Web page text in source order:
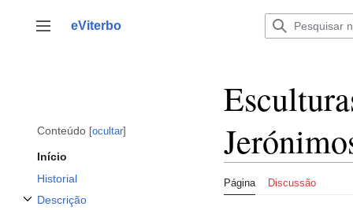
para
Alternar barra lateral
eViterbo
Conteúdo ocultar
Início
Historial
Descrição
Página Discussão